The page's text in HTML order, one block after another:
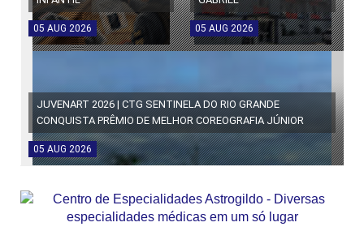
05 AUG 2026 05 AUG 2026
JUVENART 2026 | CTG SENTINELA DO RIO GRANDE
CONQUISTA PRÊMIO DE MELHOR COREOGRAFIA JÚNIOR
05 AUG 2026